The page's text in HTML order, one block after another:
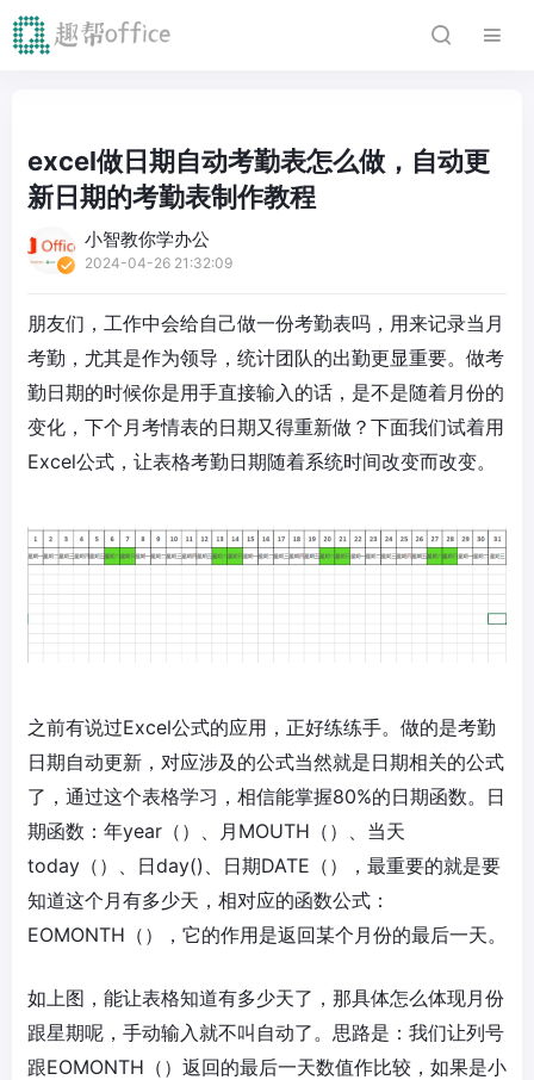
excel做日期自动考勤表怎么做，自动更
新日期的考勤表制作教程
小智教你学办公
2024-04-26 21:32:09
朋友们，工作中会给自己做一份考勤表吗，用来记录当月
考勤，尤其是作为领导，统计团队的出勤更显重要。做考
勤日期的时候你是用手直接输入的话，是不是随着月份的
变化，下个月考情表的日期又得重新做？下面我们试着用
Excel公式，让表格考勤日期随着系统时间改变而改变。
之前有说过Excel公式的应用，正好练练手。做的是考勤
日期自动更新，对应涉及的公式当然就是日期相关的公式
了，通过这个表格学习，相信能掌握80%的日期函数。日
期函数：年year（）、月MOUTH（）、当天
today（）、日day()、日期DATE（），最重要的就是要
知道这个月有多少天，相对应的函数公式：
EOMONTH（），它的作用是返回某个月份的最后一天。
如上图，能让表格知道有多少天了，那具体怎么体现月份
跟星期呢，手动输入就不叫自动了。思路是：我们让列号
跟EOMONTH（）返回的最后一天数值作比较，如果是小